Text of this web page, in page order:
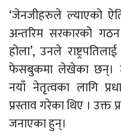
‘जेनजीहरुले ल्याएको
अन्तरिम सरकारको
होला’, उनले
फेसबुकमा लेखेका छन्।
नयाँ नेतृत्वका लागि
प्रस्ताव गरेका थिए । उक्त
जनाएका हुन्।